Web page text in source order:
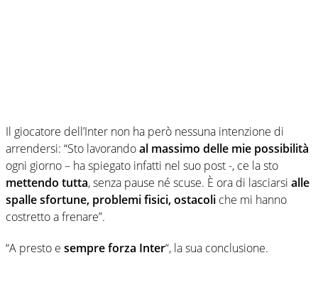
Il giocatore dell’Inter non ha però nessuna intenzione di
arrendersi: “Sto lavorandoal massimo delle mie possibilità
ogni giorno – ha spiegato infatti nel suo post -, ce la sto
mettendo tutta, senza pause né scuse. È ora di lasciarsi alle
spalle sfortune, problemi fisici, ostacoli che mi hanno
costretto a frenare”.
“A presto e sempre forza Inter“, la sua conclusione.